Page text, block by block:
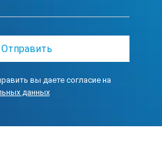
вы даете согласие на
данных